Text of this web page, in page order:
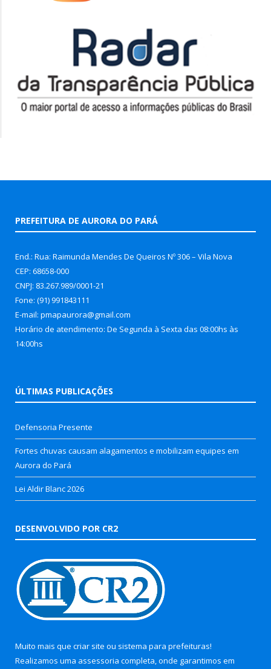
PREFEITURA DE AURORA DO PARÁ
End.: Rua: Raimunda Mendes De Queiros Nº 306 – Vila Nova
CEP: 68658-000
CNPJ: 83.267.989/0001-21
Fone: (91) 991843111
E-mail: pmapaurora@gmail.com
Horário de atendimento: De Segunda à Sexta das 08:00hs às
14:00hs
ÚLTIMAS PUBLICAÇÕES
Defensoria Presente
Fortes chuvas causam alagamentos e mobilizam equipes em
Aurora do Pará
Lei Aldir Blanc 2026
DESENVOLVIDO POR CR2
Muito mais que criar site ou sistema para prefeituras!
Realizamos uma assessoria completa, onde garantimos em